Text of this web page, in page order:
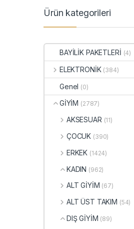
Ürün kategorileri
BAYİLİK PAKETLERİ (4)
ELEKTRONİK (384)
Genel (0)
GİYİM (2787)
AKSESUAR (11)
ÇOCUK (390)
ERKEK (1424)
KADIN (962)
ALT GİYİM (67)
ALT ÜST TAKIM (54)
DIŞ GİYİM (89)